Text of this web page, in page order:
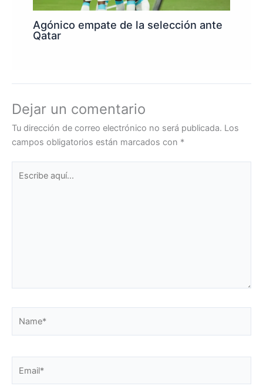
Agónico empate de la selección ante
Qatar
Dejar un comentario
Tu dirección de correo electrónico no será publicada. Los
campos obligatorios están marcados con *